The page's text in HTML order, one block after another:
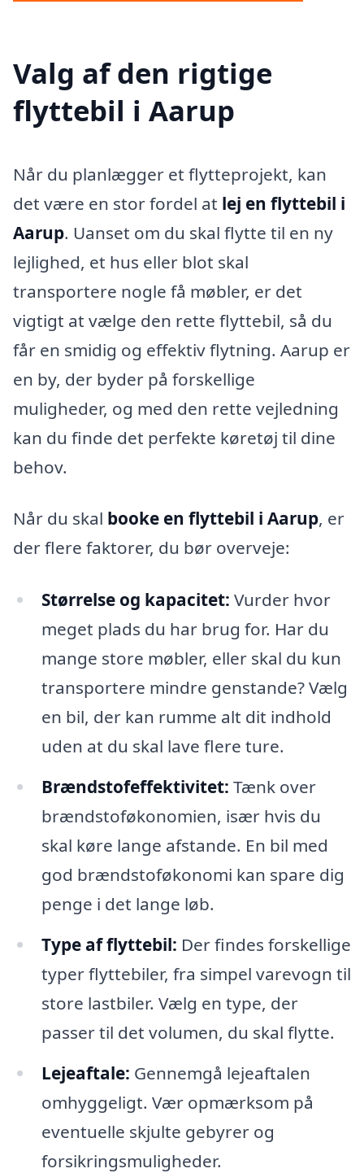
Valg af den rigtige
flyttebil i Aarup
Når du planlægger et flytteprojekt, kan
det være en stor fordel at lej en flyttebil i
Aarup. Uanset om du skal flytte til en ny
lejlighed, et hus eller blot skal
transportere nogle få møbler, er det
vigtigt at vælge den rette flyttebil, så du
får en smidig og effektiv flytning. Aarup er
en by, der byder på forskellige
muligheder, og med den rette vejledning
kan du finde det perfekte køretøj til dine
behov.
Når du skal booke en flyttebil i Aarup, er
der flere faktorer, du bør overveje:
Størrelse og kapacitet: Vurder hvor
meget plads du har brug for. Har du
mange store møbler, eller skal du kun
transportere mindre genstande? Vælg
en bil, der kan rumme alt dit indhold
uden at du skal lave flere ture.
Brændstofeffektivitet: Tænk over
brændstoføkonomien, især hvis du
skal køre lange afstande. En bil med
god brændstoføkonomi kan spare dig
penge i det lange løb.
Type af flyttebil: Der findes forskellige
typer flyttebiler, fra simpel varevogn til
store lastbiler. Vælg en type, der
passer til det volumen, du skal flytte.
Lejeaftale: Gennemgå lejeaftalen
omhyggeligt. Vær opmærksom på
eventuelle skjulte gebyrer og
forsikringsmuligheder.